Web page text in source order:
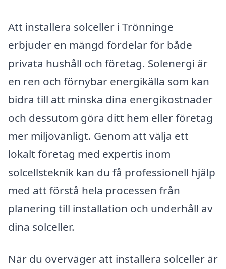
Att installera solceller i Trönninge
erbjuder en mängd fördelar för både
privata hushåll och företag. Solenergi är
en ren och förnybar energikälla som kan
bidra till att minska dina energikostnader
och dessutom göra ditt hem eller företag
mer miljövänligt. Genom att välja ett
lokalt företag med expertis inom
solcellsteknik kan du få professionell hjälp
med att förstå hela processen från
planering till installation och underhåll av
dina solceller.
När du överväger att installera solceller är